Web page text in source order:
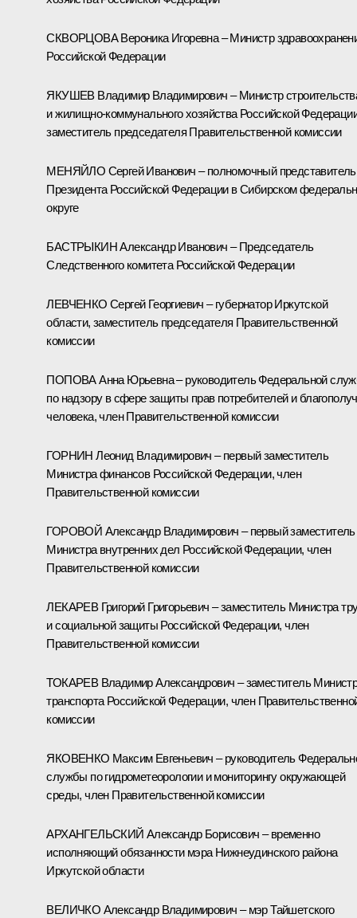
СКВОРЦОВА Вероника Игоревна – Министр
Российской Федерации
ЯКУШЕВ Владимир Владимирович – Министр
и жилищно-коммунального хозяйства Российской
заместитель председателя Правительственной комиссии
МЕНЯЙЛО Сергей Иванович – полномочный представитель
Президента Российской Федерации в Сибирском
округе
БАСТРЫКИН Александр Иванович – Председатель
Следственного комитета Российской Федерации
ЛЕВЧЕНКО Сергей Георгиевич – губернатор Иркутской
области, заместитель председателя Правительственной
комиссии
ПОПОВА Анна Юрьевна – руководитель Федеральной
по надзору в сфере защиты прав потребителей и
человека, член Правительственной комиссии
ГОРНИН Леонид Владимирович – первый заместитель
Министра финансов Российской Федерации, член
Правительственной комиссии
ГОРОВОЙ Александр Владимирович – первый заместитель
Министра внутренних дел Российской Федерации, член
Правительственной комиссии
ЛЕКАРЕВ Григорий Григорьевич – заместитель Министра
и социальной защиты Российской Федерации, член
Правительственной комиссии
ТОКАРЕВ Владимир Александрович – заместитель
транспорта Российской Федерации, член
комиссии
ЯКОВЕНКО Максим Евгеньевич – руководитель
службы по гидрометеорологии и мониторингу окружающей
среды, член Правительственной комиссии
АРХАНГЕЛЬСКИЙ Александр Борисович – временно
исполняющий обязанности мэра Нижнеудинского района
Иркутской области
ВЕЛИЧКО Александр Владимирович – мэр Тайшетского